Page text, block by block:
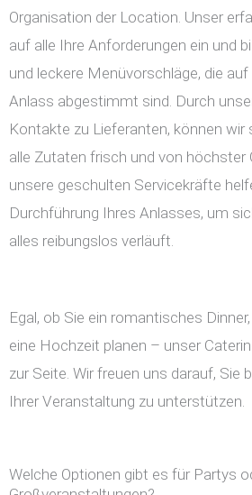
Organisation der Location. Unser
auf alle Ihre Anforderungen ein und
und leckere Menüvorschläge, die
Anlass abgestimmt sind. Durch
Kontakte zu Lieferanten, können wir
alle Zutaten frisch und von höchster
unsere geschulten Servicekräfte
Durchführung Ihres Anlasses, um
alles reibungslos verläuft.
Egal, ob Sie ein romantisches
eine Hochzeit planen – unser
zur Seite. Wir freuen uns darauf, Sie
Ihrer Veranstaltung zu unterstützen.
Welche Optionen gibt es für Partys